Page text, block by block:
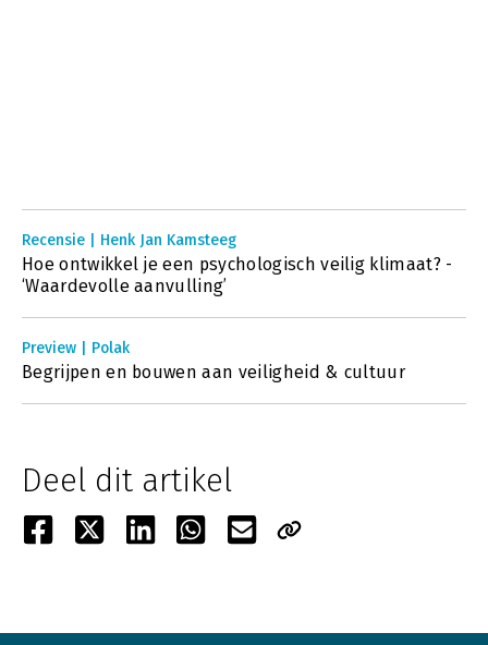
Recensie | Henk Jan Kamsteeg
Hoe ontwikkel je een psychologisch veilig klimaat? -
‘Waardevolle aanvulling’
Preview | Polak
Begrijpen en bouwen aan veiligheid & cultuur
Deel dit artikel